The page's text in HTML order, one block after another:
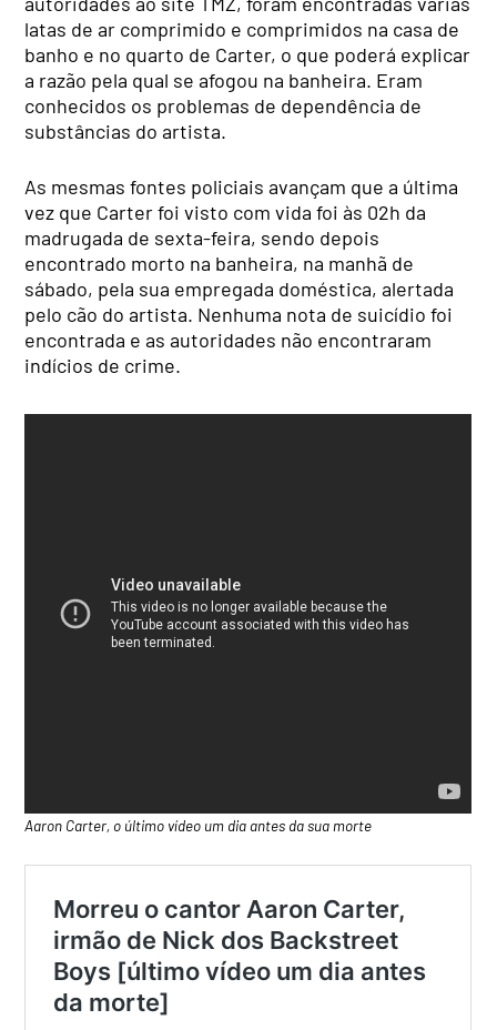
latas de ar comprimido e comprimidos na casa de
banho e no quarto de Carter, o que poderá explicar
a razão pela qual se afogou na banheira. Eram
conhecidos os problemas de dependência de
substâncias do artista.
As mesmas fontes policiais avançam que a última
vez que Carter foi visto com vida foi às 02h da
madrugada de sexta-feira, sendo depois
encontrado morto na banheira, na manhã de
sábado, pela sua empregada doméstica, alertada
pelo cão do artista. Nenhuma nota de suicídio foi
encontrada e as autoridades não encontraram
indícios de crime.
Aaron Carter, o último vídeo um dia antes da sua morte